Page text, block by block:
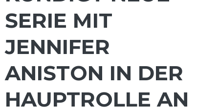
SERIE MIT
JENNIFER
ANISTON IN DER
HAUPTROLLE AN